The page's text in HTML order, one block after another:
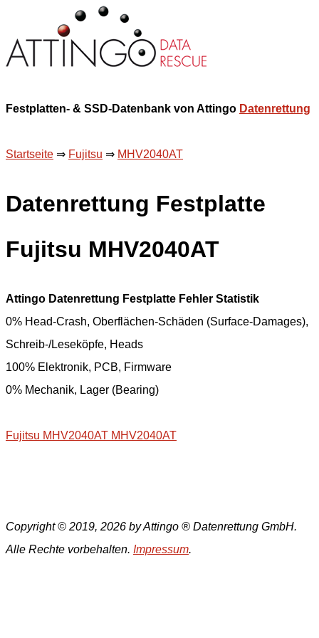
Festplatten- & SSD-Datenbank von Attingo Datenrettung
Startseite ⇒ Fujitsu ⇒ MHV2040AT
Datenrettung Festplatte
Fujitsu MHV2040AT
Attingo Datenrettung Festplatte Fehler Statistik
0% Head-Crash, Oberflächen-Schäden (Surface-Damages),
Schreib-/Leseköpfe, Heads
100% Elektronik, PCB, Firmware
0% Mechanik, Lager (Bearing)
Fujitsu MHV2040AT MHV2040AT
Copyright © 2019, 2026 by Attingo ® Datenrettung GmbH.
Alle Rechte vorbehalten. Impressum.